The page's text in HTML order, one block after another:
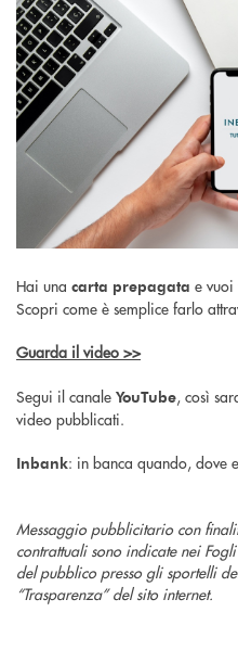
Hai una carta prepagata e vuoi
Scopri come è semplice farlo
Guarda il video >>
Segui il canale YouTube, così
video pubblicati.
Inbank: in banca quando, dove
Messaggio pubblicitario con
contrattuali sono indicate nei
del pubblico presso gli sportelli
“Trasparenza” del sito internet.